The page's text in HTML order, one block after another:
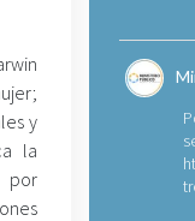
y
la
por